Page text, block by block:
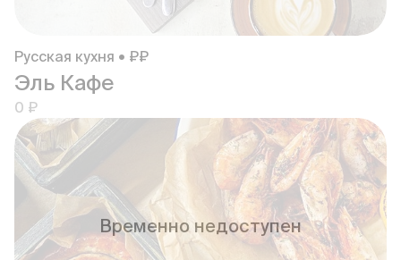
Русская кухня • ₽₽
Эль Кафе
0 ₽
Временно недоступен